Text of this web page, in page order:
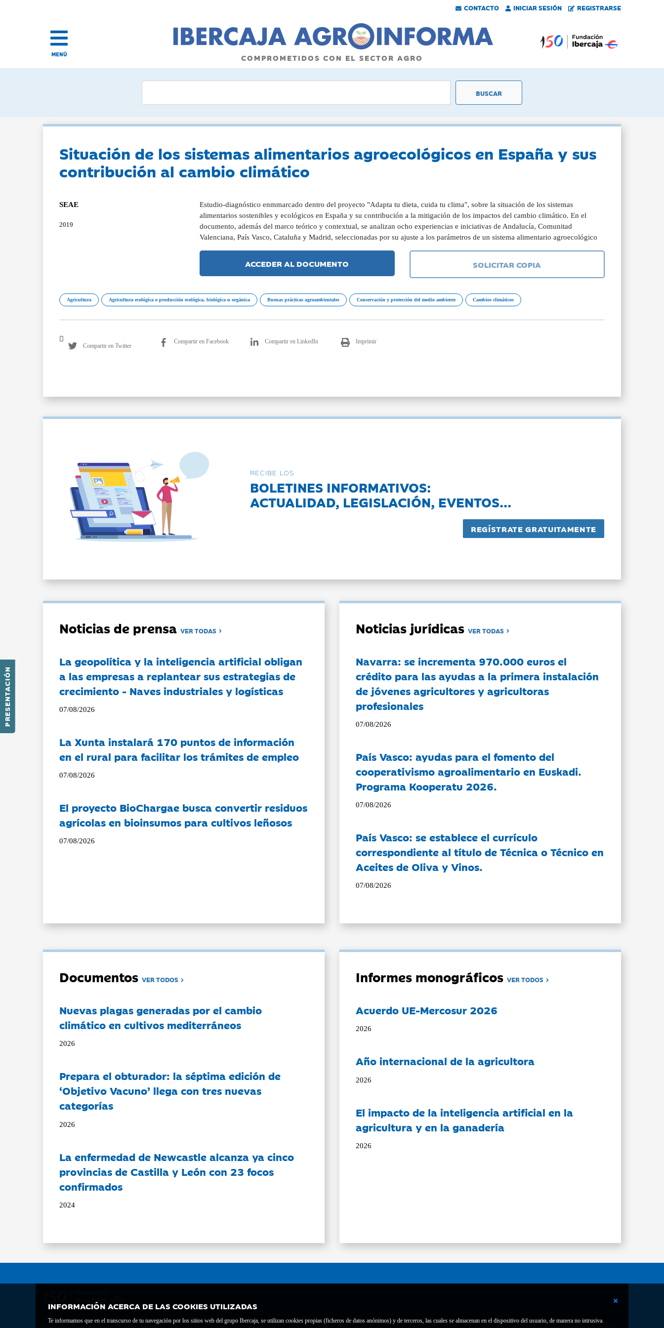
CONTACTO INICIAR SESIÓN REGISTRARSE
PRESENTACIÓN
MENÚ COMPROMETIDOS CON EL SECTOR AGRO
INFORMACIÓN ACERCA DE LAS COOKIES UTILIZADAS
Te informamos que en el transcurso de tu navegación por los sitios web del grupo Ibercaja, se utilizan cookies propias (ficheros de datos anónimos) y de terceros, las cuales se almacenan en el dispositivo del usuario, de manera no intrusiva.
Situación de los sistemas alimentarios agroecológicos en España y sus
contribución al cambio climático
SEAE
2019
Estudio-diagnóstico enmmarcado dentro del proyecto "Adapta tu dieta, cuida tu clima", sobre la situación de los sistemas
alimentarios sostenibles y ecológicos en España y su contribución a la mitigación de los impactos del cambio climático. En el
documento, además del marco teórico y contextual, se analizan ocho experiencias e iniciativas de Andalucía, Comunitad
Valenciana, País Vasco, Cataluña y Madrid, seleccionadas por su ajuste a los parámetros de un sistema alimentario agroecológico
ACCEDER AL DOCUMENTO SOLICITAR COPIA
Agricultura Agricultura ecológica o producción ecológica, biológica u orgánica Buenas prácticas agroambientales Conservación y protección del medio ambiente Cambios climáticos
Compartir en Twitter
Compartir en Facebook Compartir en LinkedIn Imprimir
RECIBE LOS
BOLETINES INFORMATIVOS:
ACTUALIDAD, LEGISLACIÓN, EVENTOS...
Noticias de prensaVER TODAS
La geopolítica y la inteligencia artificial obligan
a las empresas a replantear sus estrategias de
crecimiento - Naves industriales y logísticas
07/08/2026
La Xunta instalará 170 puntos de información
en el rural para facilitar los trámites de empleo
07/08/2026
El proyecto BioChargae busca convertir residuos
agrícolas en bioinsumos para cultivos leñosos
07/08/2026
Noticias jurídicasVER TODAS
Navarra: se incrementa 970.000 euros el
crédito para las ayudas a la primera instalación
de jóvenes agricultores y agricultoras
profesionales
07/08/2026
País Vasco: ayudas para el fomento del
cooperativismo agroalimentario en Euskadi.
Programa Kooperatu 2026.
07/08/2026
País Vasco: se establece el currículo
correspondiente al título de Técnica o Técnico en
Aceites de Oliva y Vinos.
07/08/2026
DocumentosVER TODOS
Nuevas plagas generadas por el cambio
climático en cultivos mediterráneos
2026
Prepara el obturador: la séptima edición de
‘Objetivo Vacuno’ llega con tres nuevas
categorías
2026
La enfermedad de Newcastle alcanza ya cinco
provincias de Castilla y León con 23 focos
confirmados
2024
Informes monográficosVER TODOS
Acuerdo UE-Mercosur 2026
2026
Año internacional de la agricultora
2026
El impacto de la inteligencia artificial en la
agricultura y en la ganadería
2026